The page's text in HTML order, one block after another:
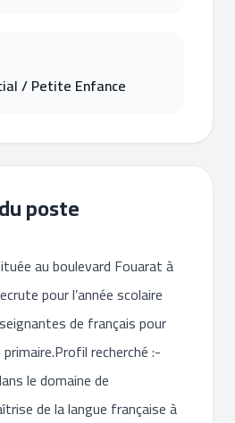
/ Petite Enfance
poste
au boulevard Fouarat à
pour l’année scolaire
de français pour
recherché :-
le domaine de
de la langue française à